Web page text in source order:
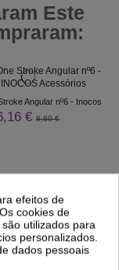
Este
Angular nº6 - Inocos
€ 8,80 €
efeitos de
cookies de
utilizados para
personalizados.
dados pessoais